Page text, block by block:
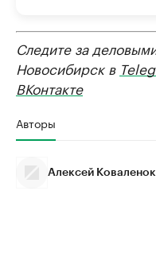
Следите за
Новосибирск в
ВКонтакте
Авторы
Алексей Коваленок